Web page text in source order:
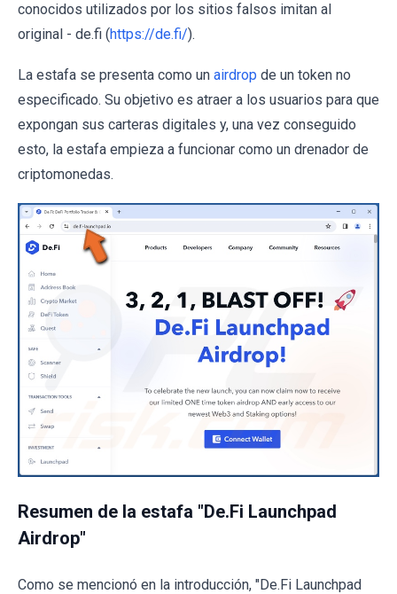
conocidos utilizados por los sitios falsos imitan al
original - de.fi (https://de.fi/).
La estafa se presenta como un airdrop de un token no
especificado. Su objetivo es atraer a los usuarios para que
expongan sus carteras digitales y, una vez conseguido
esto, la estafa empieza a funcionar como un drenador de
criptomonedas.
Resumen de la estafa "De.Fi Launchpad
Airdrop"
Como se mencionó en la introducción, "De.Fi Launchpad